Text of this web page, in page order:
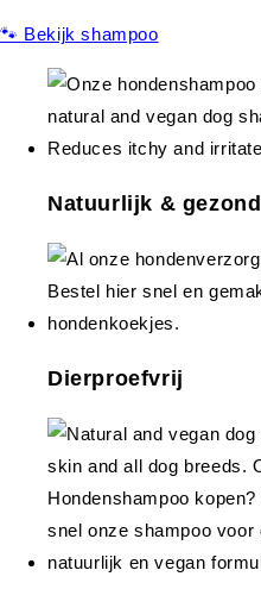
🐾 Bekijk shampoo
Natuurlijk & gezond
Dierproefvrij